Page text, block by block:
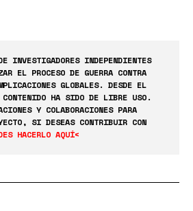
INVESTIGADORES INDEPENDIENTES
EL PROCESO DE GUERRA CONTRA
GLOBALES. DESDE EL
HA SIDO DE LIBRE USO.
Y COLABORACIONES PARA
SI DESEAS CONTRIBUIR CON
HACERLO AQUÍ<